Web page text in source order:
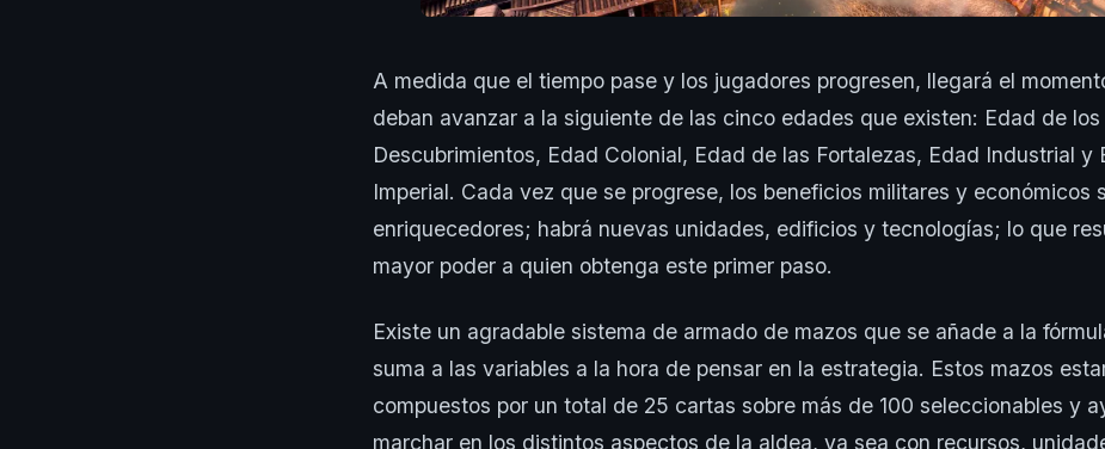
A medida que el tiempo pase y los jugadores progresen, llegará el
deban avanzar a la siguiente de las cinco edades que existen: Edad de los
Descubrimientos, Edad Colonial, Edad de las Fortalezas, Edad Industrial y
Imperial. Cada vez que se progrese, los beneficios militares y económicos
enriquecedores; habrá nuevas unidades, edificios y tecnologías; lo que
mayor poder a quien obtenga este primer paso.
Existe un agradable sistema de armado de mazos que se añade a la
suma a las variables a la hora de pensar en la estrategia. Estos mazos
compuestos por un total de 25 cartas sobre más de 100 seleccionables y
marchar en los distintos aspectos de la aldea, ya sea con recursos,